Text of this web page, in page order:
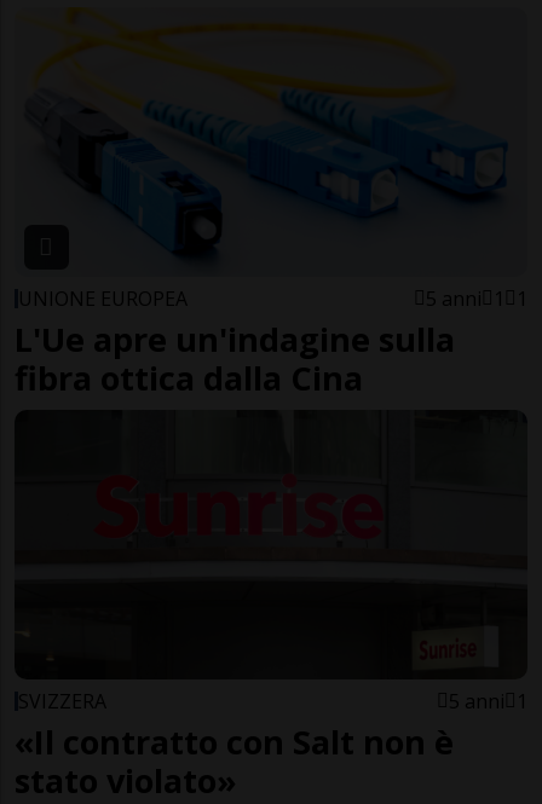
UNIONE EUROPEA 5 anni 1 1
L'Ue apre un'indagine sulla
fibra ottica dalla Cina
SVIZZERA 5 anni 1
«Il contratto con Salt non è
stato violato»